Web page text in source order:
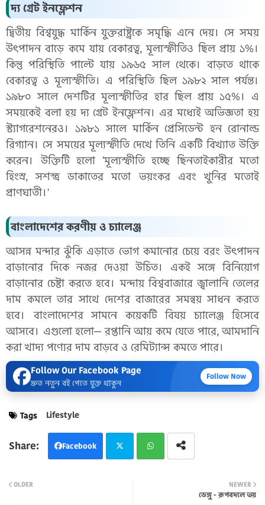
দ্য গ্রেট ইনফ্লেশন
দ্বিতীয় বিশ্বযুদ্ধ মার্কিন যুক্তরাষ্ট্রকে সমৃদ্ধি এনে দেয়। সে সময়
উৎপাদন বাড়ে কমে যায় বেকারত্ব, মূল্যস্ফীতিও ছিল প্রায় ১%।
কিন্তু পরিস্থিতি পাল্টে যায় ১৯৬৫ সাল থেকে। বাড়তে থাকে
বেকারত্ব ও মূল্যস্ফীতি। এ পরিস্থিতি ছিল ১৯৮২ সাল পর্যন্ত।
১৯৮০ সালে দেশটির মূল্যস্ফীতির হার ছিল প্রায় ১৫%। এ
সময়কেই বলা হয় দ্য গ্রেট ইনফ্লেশন। এর মধ্যেই অভিজ্ঞতা হয়
স্ট্যাগরেশনেরও। ১৯৮১ সালে মার্কিন প্রেসিডেন্ট হন রোনাল্ড
রিগ্যান। সে সময়ের মূল্যস্ফীতি দেখে তিনি একটি বিখ্যাত উক্তি
করেন। উক্তিটি হলো 'মূল্যস্ফীতি হচ্ছে ছিনতাইকারীর মতো
হিংস্র, সশস্ত্র ডাকাতের মতো ভয়ংকর এবং খুনির মতোই
প্রাণঘাতী।'
বাংলাদেশের করণীয় ও চ্যালেঞ্জ
আসন্ন মন্দার ঝুঁকি এড়াতে ভোগ কমানোর চেয়ে বরং উৎপাদন
বাড়ানোর দিকে নজর দেওয়া উচিত। একই সঙ্গে বিনিয়োগ
বাড়ানোর চেষ্টা করতে হবে। মন্দায় বিশ্ববাজারে জ্বালানি তেলের
দাম কমলে তার সাথে দেশের বাজারের সমন্বয় সাধন করতে
হবে। বাংলাদেশের সামনে কয়েকটি বিষয় চ্যালেঞ্জ হিসেবে
আসবে। এগুলো হলো— রপ্তানি আয় কমে যেতে পারে, আমদানি
করা খাদ্য পণ্যের দাম বাড়বে ও রেমিট্যান্স কমতে পারে।
Follow Our Facebook Page
দ্রুত নতুন বই পেতে যুক্ত থাকুন
Follow Now
Tags Lifestyle
Facebook
NEWER
ডেঙ্গু - রূপবদলে ভয়
OLDER